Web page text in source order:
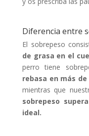
Diferencia entre
El sobrepeso
de grasa en el
perro tiene
rebasa en más
mientras que
sobrepeso
ideal.